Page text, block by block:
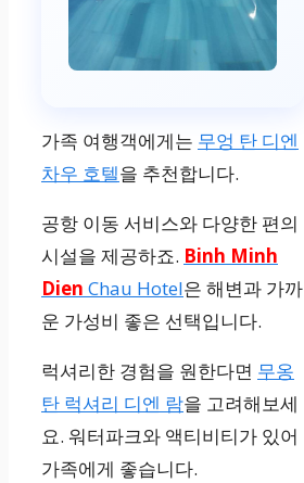
가족 여행객에게는 무엉 탄 디엔
차우 호텔을 추천합니다.
공항 이동 서비스와 다양한 편의
시설을 제공하죠. Binh Minh
Dien Chau Hotel은 해변과 가까
운 가성비 좋은 선택입니다.
럭셔리한 경험을 원한다면 무옹
탄 럭셔리 디엔 람을 고려해보세
요. 워터파크와 액티비티가 있어
가족에게 좋습니다.